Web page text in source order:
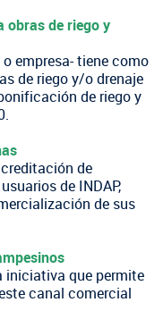
obras de riego y
empresa- tiene como
de riego y/o drenaje
de riego y
de
de INDAP,
de sus
iniciativa que permite
canal comercial